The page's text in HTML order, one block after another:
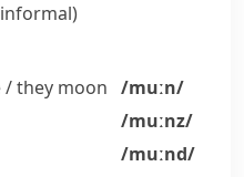
/ they moon /muːn/
/muːnz/
/muːnd/